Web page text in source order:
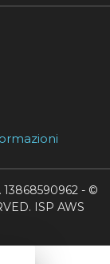
- ©
ISP AWS